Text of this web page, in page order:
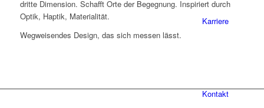
Karriere
Kontakt
dritte Dimension. Schafft Orte der Begegnung. Inspiriert durch
Optik, Haptik, Materialität.
Wegweisendes Design, das sich messen lässt.